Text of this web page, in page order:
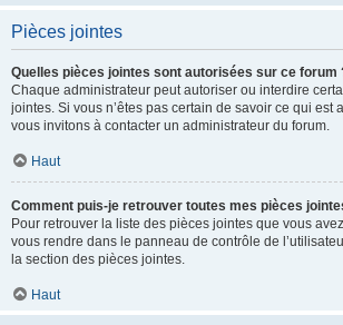
Pièces jointes
Quelles pièces jointes sont autorisées sur ce forum
Chaque administrateur peut autoriser ou interdire
jointes. Si vous n’êtes pas certain de savoir ce qui est
vous invitons à contacter un administrateur du forum.
Haut
Comment puis-je retrouver toutes mes pièces
Pour retrouver la liste des pièces jointes que vous
vous rendre dans le panneau de contrôle de
la section des pièces jointes.
Haut